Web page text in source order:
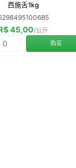
西施舌1kg
45,00/公斤
购买